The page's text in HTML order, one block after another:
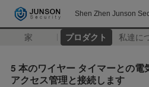
Shen Zhen Junson
家 プロダクト 私達に
5 本のワイヤー タイマーとの
アクセス管理と接続します